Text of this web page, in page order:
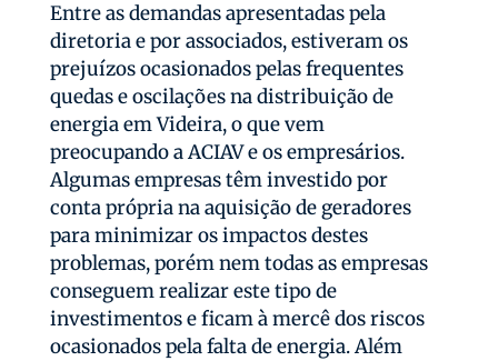
Entre as demandas apresentadas pela
diretoria e por associados, estiveram os
prejuízos ocasionados pelas frequentes
quedas e oscilações na distribuição de
energia em Videira, o que vem
preocupando a ACIAV e os empresários.
Algumas empresas têm investido por
conta própria na aquisição de geradores
para minimizar os impactos destes
problemas, porém nem todas as empresas
conseguem realizar este tipo de
investimentos e ficam à mercê dos riscos
ocasionados pela falta de energia. Além